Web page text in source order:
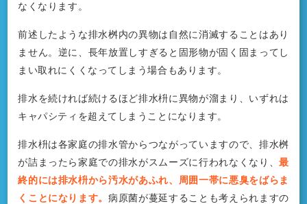
なくなります。
前述したような排水桝内の異物は自然に消滅することはあり
ません。逆に、長年放置しすぎると固形物が固く固まってし
まい取れにくくなってしまう場合もあります。
排水を続ければ続けるほど排水枡に異物が溜まり、いずれは
キャパシティを超えてしまうことになります。
排水枡は各家庭の排水管からつながっていますので、排水桝
が詰まったら家庭での排水がスムーズに行われなくなり、最
終的には排水枡から汚水があふれ、周囲一帯に悪臭をばらま
くことになります。病原菌が蔓延することも考えられますの